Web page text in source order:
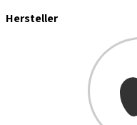
Hersteller